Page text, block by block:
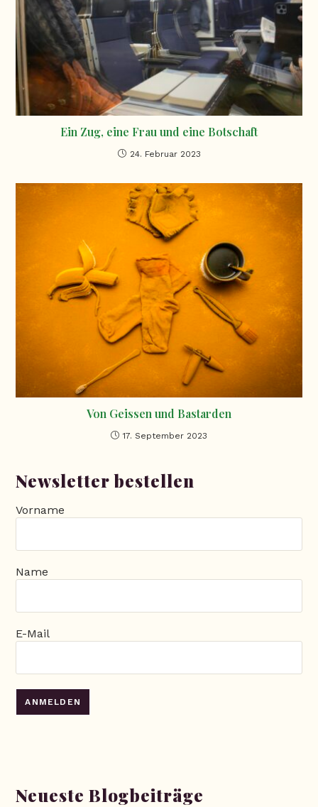
Ein Zug, eine Frau und eine Botschaft
24. Februar 2023
Von Geissen und Bastarden
17. September 2023
Newsletter bestellen
Vorname
Name
E-Mail
Neueste Blogbeiträge